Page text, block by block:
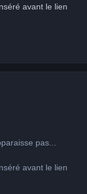
avant le lien
pas...
avant le lien